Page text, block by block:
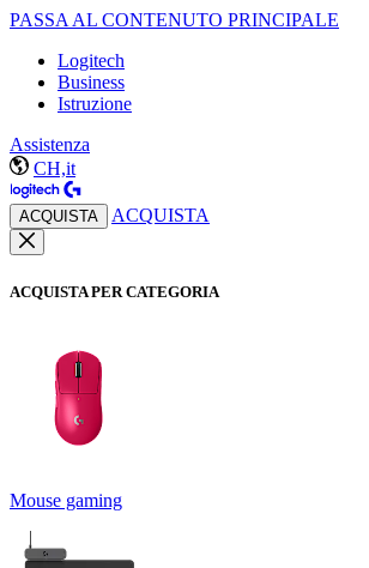
PASSA AL CONTENUTO PRINCIPALE
Logitech
Business
Istruzione
Assistenza
CH,it
ACQUISTA ACQUISTA
ACQUISTA PER CATEGORIA
Mouse gaming